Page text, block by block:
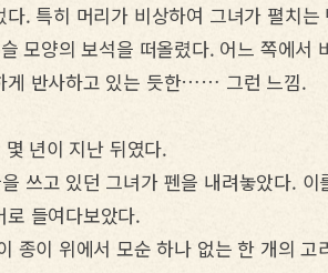
언 못다 한 이야기
. 특히 머리가 비상하여 그녀가 펼치
모양의 보석을 떠올렸다. 어느 쪽에서
게 반사하고 있는 듯한…… 그런 느낌.
년이 지난 뒤였다.
쓰고 있던 그녀가 펜을 내려놓았다.
들여다보았다.
종이 위에서 모순 하나 없는 한 개의